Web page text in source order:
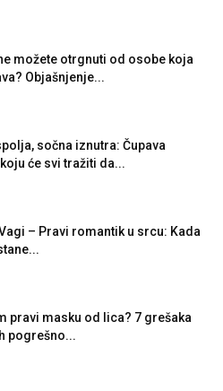
možete otrgnuti od osobe koja
Objašnjenje...
sočna iznutra: Čupava
će svi tražiti da...
– Pravi romantik u srcu: Kada
pravi masku od lica? 7 grešaka
pogrešno...